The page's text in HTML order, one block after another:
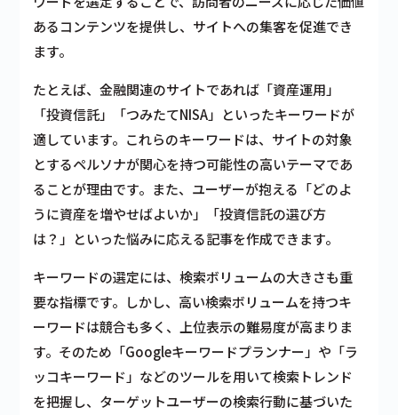
あるコンテンツを提供し、サイトへの集客を促進でき
ます。
たとえば、金融関連のサイトであれば「資産運用」
「投資信託」「つみたてNISA」といったキーワードが
適しています。これらのキーワードは、サイトの対象
とするペルソナが関心を持つ可能性の高いテーマであ
ることが理由です。また、ユーザーが抱える「どのよ
うに資産を増やせばよいか」「投資信託の選び方
は？」といった悩みに応える記事を作成できます。
キーワードの選定には、検索ボリュームの大きさも重
要な指標です。しかし、高い検索ボリュームを持つキ
ーワードは競合も多く、上位表示の難易度が高まりま
す。そのため「Googleキーワードプランナー」や「ラ
ッコキーワード」などのツールを用いて検索トレンド
を把握し、ターゲットユーザーの検索行動に基づいた